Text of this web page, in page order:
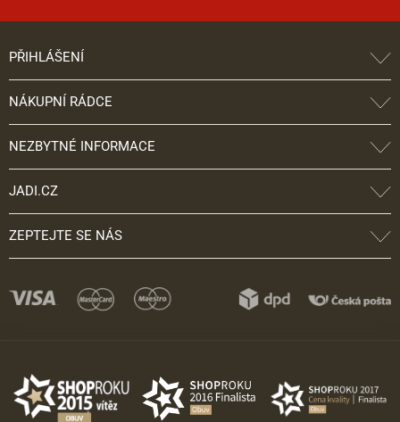
PŘIHLÁŠENÍ
NÁKUPNÍ RÁDCE
NEZBYTNÉ INFORMACE
JADI.CZ
ZEPTEJTE SE NÁS